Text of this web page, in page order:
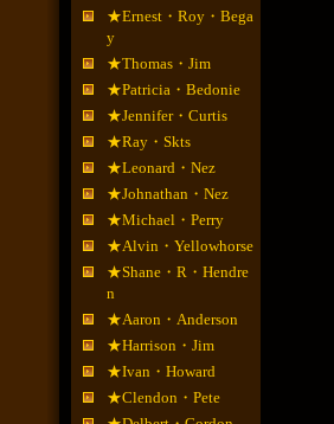
★Ernest・Roy・Bega
y
★Thomas・Jim
★Patricia・Bedonie
★Jennifer・Curtis
★Ray・Skts
★Leonard・Nez
★Johnathan・Nez
★Michael・Perry
★Alvin・Yellowhorse
★Shane・R・Hendre
n
★Aaron・Anderson
★Harrison・Jim
★Ivan・Howard
★Clendon・Pete